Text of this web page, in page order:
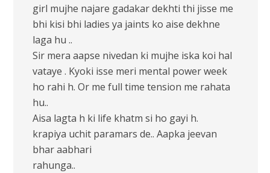
girl mujhe najare gadakar dekhti thi jisse me
bhi kisi bhi ladies ya jaints ko aise dekhne
laga hu ..
Sir mera aapse nivedan ki mujhe iska koi hal
vataye . Kyoki isse meri mental power week
ho rahi h. Or me full time tension me rahata
hu..
Aisa lagta h ki life khatm si ho gayi h.
krapiya uchit paramars de.. Aapka jeevan
bhar aabhari
rahunga..